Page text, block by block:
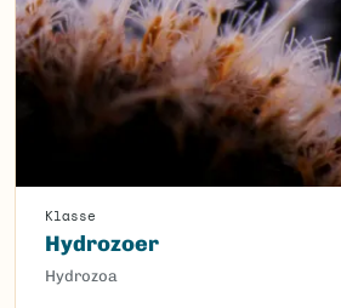
Klasse
Hydrozoer
Hydrozoa